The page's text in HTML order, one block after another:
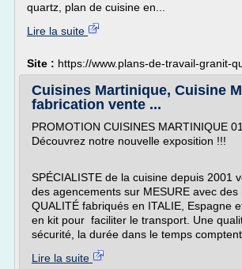
quartz, plan de cuisine en...
Lire la suite
Site : https://www.plans-de-travail-granit-
Cuisines Martinique, Cuisine
fabrication vente ...
PROMOTION CUISINES MARTINIQUE
Découvrez notre nouvelle exposition !!!
SPÉCIALISTE de la cuisine depuis 2001
des agencements sur MESURE avec des
QUALITÉ fabriqués en ITALIE, Espagne
en kit pour faciliter le transport. Une
sécurité, la durée dans le temps comptent
Lire la suite